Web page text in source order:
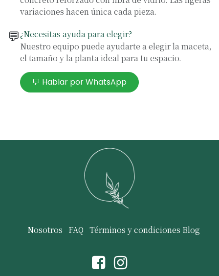
variaciones hacen única cada pieza.
💬¿Necesitas ayuda para elegir?
Nuestro equipo puede ayudarte a elegir la maceta,
el tamaño y la planta ideal para tu espacio.
💬 Hablar por WhatsApp
Nosotros FAQ Términos y condiciones Blog